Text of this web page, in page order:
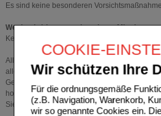
COOKIE-
Wir schützen Ihre
Für die ordnungsgemäße
(z.B. Navigation, Warenkorb,
wir so genannte Cookies ein.
Es sind keine besonderen
Wechselwirkungen mit anderen Mitteln
Keine bekannt.
Allgemeiner Hinweis: Wie bei allen
allgemein schädigende Faktoren in der
Genussmittel ungünstig beeinflusst werden.
homöopathische Arzneimittel. Falls Sie
Sie medizinischen Rat ein.